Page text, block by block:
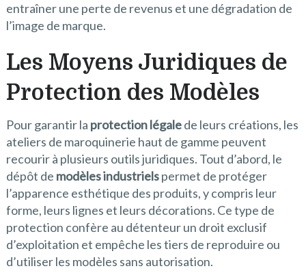
entraîner une perte de revenus et une dégradation de
l’image de marque.
Les Moyens Juridiques de
Protection des Modèles
Pour garantir la protection légalede leurs créations, les
ateliers de maroquinerie haut de gamme peuvent
recourir à plusieurs outils juridiques. Tout d’abord, le
dépôt de modèles industrielspermet de protéger
l’apparence esthétique des produits, y compris leur
forme, leurs lignes et leurs décorations. Ce type de
protection confère au détenteur un droit exclusif
d’exploitation et empêche les tiers de reproduire ou
d’utiliser les modèles sans autorisation.